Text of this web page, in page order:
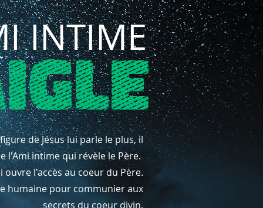
INTIME
de Jésus lui parle le plus, il
l'Ami intime qui révèle le Père.
ouvre l'accès au coeur du Père.
humaine pour communier aux
secrets du coeur divin.